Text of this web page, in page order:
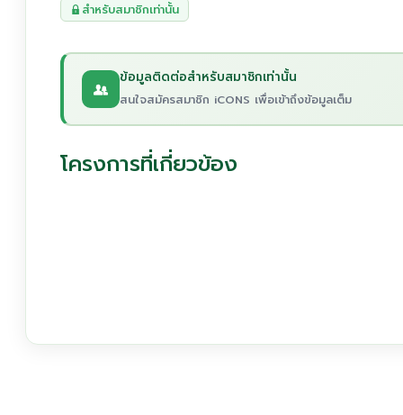
สำหรับสมาชิกเท่านั้น
ข้อมูลติดต่อสำหรับสมาชิกเท่านั้น
สนใจสมัครสมาชิก iCONS เพื่อเข้าถึงข้อมูลเต็ม
โครงการที่เกี่ยวข้อง